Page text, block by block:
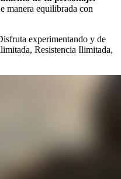
manera equilibrada con
experimentando y de
Resistencia Ilimitada,